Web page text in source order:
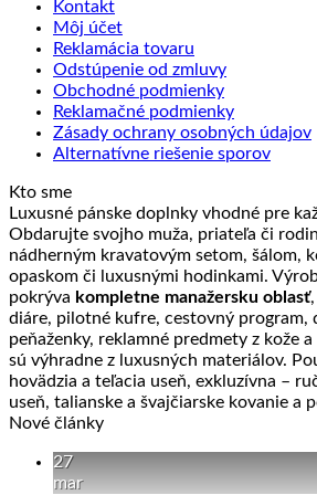
Kontakt
Môj účet
Reklamácia tovaru
Odstúpenie od zmluvy
Obchodné podmienky
Reklamačné podmienky
Zásady ochrany osobných údajov
Alternatívne riešenie sporov
Kto sme
Luxusné pánske doplnky vhodné pre
Obdarujte svojho muža, priateľa či
nádherným kravatovým setom, šálom,
opaskom či luxusnými hodinkami.
pokrýva kompletne manažersku oblasť
diáre, pilotné kufre, cestovný program,
peňaženky, reklamné predmety z kože
sú výhradne z luxusných materiálov.
hovädzia a teľacia useň, exkluzívna –
useň, talianske a švajčiarske kovanie a
Nové články
27
mar